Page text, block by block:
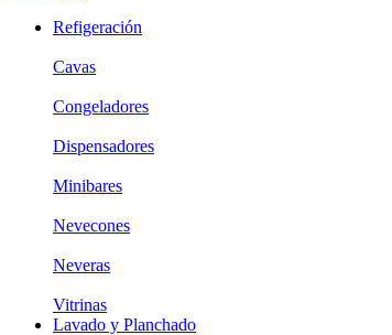
Refigeración
Cavas
Congeladores
Dispensadores
Minibares
Nevecones
Neveras
Vitrinas
Lavado y Planchado